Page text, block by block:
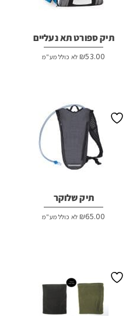
תיק ספורט תא נעליים
₪53.00 לא כולל מע"מ
תיק שלוקר
₪65.00 לא כולל מע"מ